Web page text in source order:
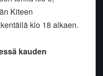
Kiteen
klo 18 alkaen.
kauden